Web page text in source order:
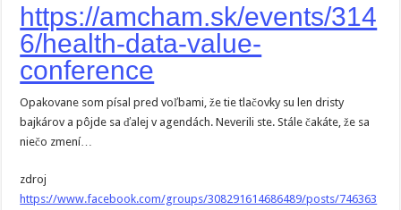
https://amcham.sk/events/314
6/health-data-value-
conference
Opakovane som písal pred voľbami, že tie tlačovky su len dristy
bajkárov a pôjde sa ďalej v agendách. Neverili ste. Stále čakáte, že sa
niečo zmení…
zdroj
https://www.facebook.com/groups/308291614686489/posts/746363